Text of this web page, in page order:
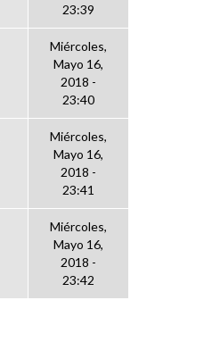
23:39
Miércoles,
Mayo 16,
2018 -
23:40
Miércoles,
Mayo 16,
2018 -
23:41
Miércoles,
Mayo 16,
2018 -
23:42